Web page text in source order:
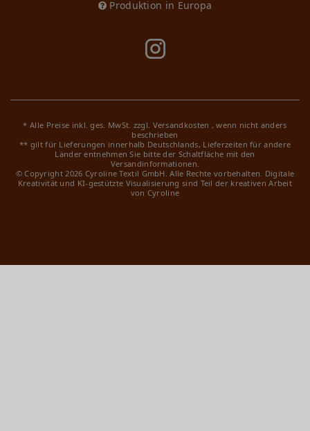
Produktion in Europa
* Alle Preise inkl. ges. MwSt. zzgl. Versandkosten , wenn nicht anders
beschrieben
** gilt für Lieferungen innerhalb Deutschlands, Lieferzeiten für andere
Länder entnehmen Sie bitte der Schaltfläche mit den
Versandinformationen.
© Copyright 2026 Cyroline Textil GmbH. Alle Rechte vorbehalten. Digitale
Kreativität und KI-gestützte Visualisierung sind Teil der kreativen Arbeit
von Cyroline